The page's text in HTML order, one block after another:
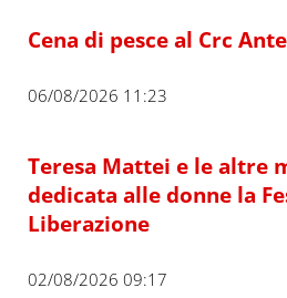
Cena di pesce al Crc
06/08/2026 11:23
Teresa Mattei e le altre
dedicata alle donne la
Liberazione
02/08/2026 09:17